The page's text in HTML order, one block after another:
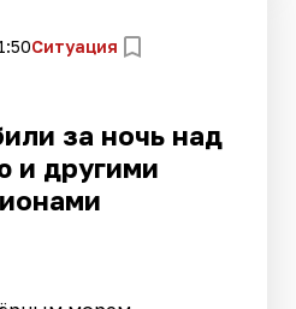
Ситуация
за ночь над
и другими